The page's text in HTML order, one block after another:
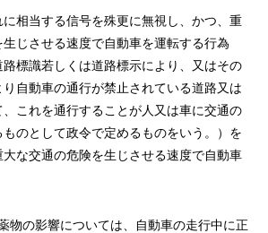
相当する信号を殊更に無視し、かつ、重
じさせる速度で自動車を運転する行為
標識若しくは道路標示により、又はその
自動車の通行が禁止されている道路又は
これを通行することが人又は車に交通の
のとして政令で定めるものをいう。）を
な交通の危険を生じさせる速度で自動車
の影響については、自動車の走行中に正